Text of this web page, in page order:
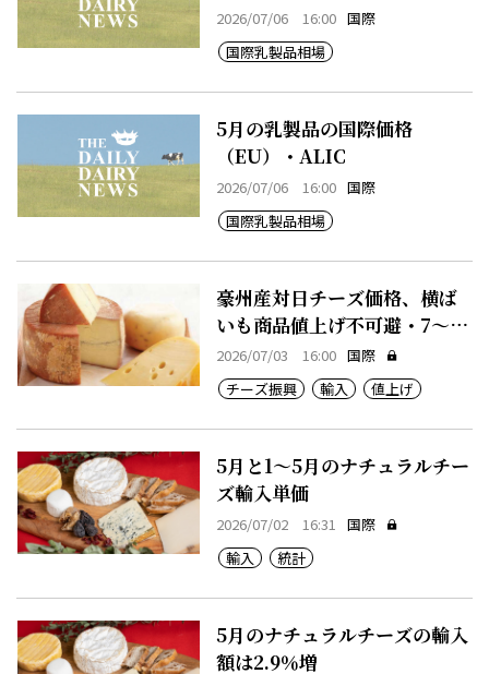
2026/07/06 16:00 国際
国際乳製品相場
5月の乳製品の国際価格
（EU）・ALIC
2026/07/06 16:00 国際
国際乳製品相場
豪州産対日チーズ価格、横ば
いも商品値上げ不可避・7～12
月期
2026/07/03 16:00 国際
チーズ振興
輸入 値上げ
5月と1～5月のナチュラルチー
ズ輸入単価
2026/07/02 16:31 国際
輸入
統計
5月のナチュラルチーズの輸入
額は2.9％増